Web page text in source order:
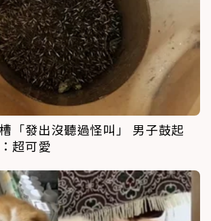
「發出沒聽過怪叫」 男子鼓起
超可愛